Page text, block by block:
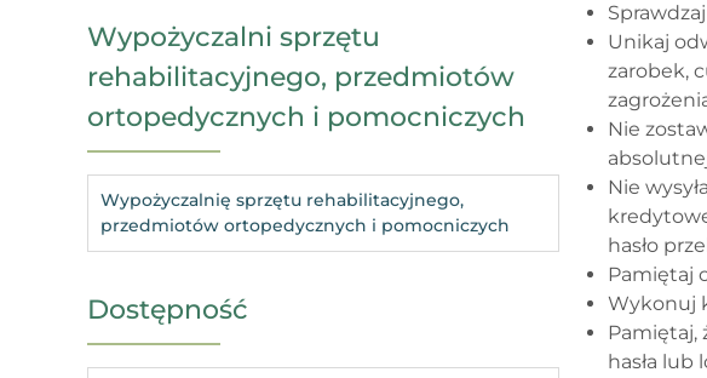
Wypożyczalni sprzętu
rehabilitacyjnego, przedmiotów
ortopedycznych i pomocniczych
Wypożyczalnię sprzętu rehabilitacyjnego,
przedmiotów ortopedycznych i pomocniczych
Dostępność
Unikaj
zarobek,
Nie
Nie
hasło
Pamiętaj
Wykonuj
Pamiętaj,
hasła lub